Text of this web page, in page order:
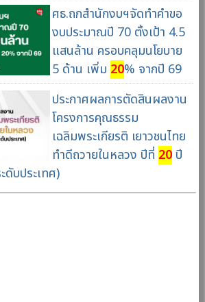
ศธ.ถกสำนักงบฯจัดทำคำขอ
งบประมาณปี 70 ตั้งเป้า 4.5
แสนล้าน ครอบคลุมนโยบาย
5 ด้าน เพิ่ม 20% จากปี 69
ประกาศผลการตัดสินผลงาน
โครงการคุณธรรม
เฉลิมพระเกียรติ เยาวชนไทย
ทำดีถวายในหลวง ปีที่ 20ปี
ดับประเทศ)